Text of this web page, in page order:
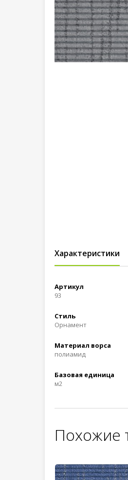
Характеристики
Артикул
93
Стиль
Орнамент
Материал ворса
полиамид
Базовая единица
м2
Похожие